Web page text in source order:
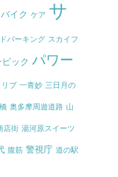
イク ケア サ
パーキング スカイフ
ック パワー
リブ 一青妙 三日月の
奥多摩周遊道路 山
店街 湯河原スイーツ
腹筋 警視庁 道の駅